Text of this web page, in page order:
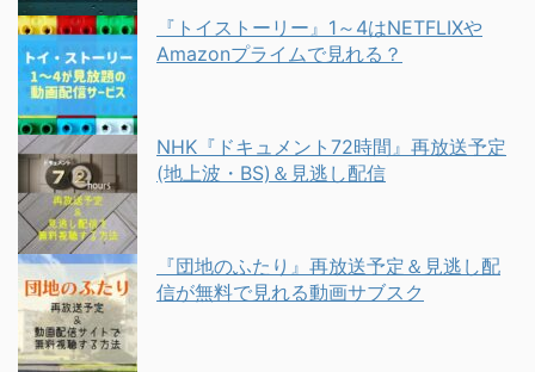
『トイストーリー』1～4はNETFLIXや
Amazonプライムで見れる？
NHK『ドキュメント72時間』再放送予定
(地上波・BS)＆見逃し配信
『団地のふたり』再放送予定＆見逃し配
信が無料で見れる動画サブスク